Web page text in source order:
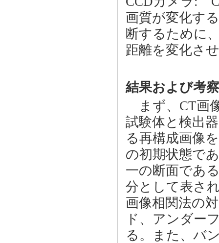
画質が変化す
断するために
距離を変化さ
結果および考
まず、CT画
試験体と検出
る再構成画像
の初期状態で
一の断面であ
分として表さ
画像相関法の
ド、アンダー
る。また、バ